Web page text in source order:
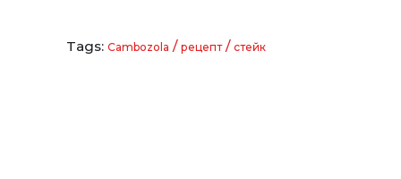
Tags: Cambozola / рецепт/ стейк